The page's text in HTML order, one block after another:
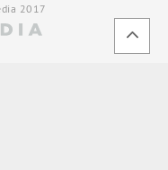
2017